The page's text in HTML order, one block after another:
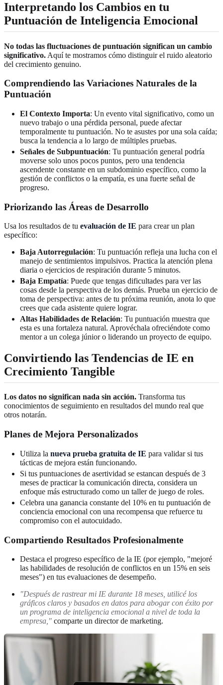
Interpretando los Cambios en tu
Puntuación de Inteligencia Emocional
No todas las fluctuaciones de puntuación significan un cambio
significativo. Aquí te mostramos cómo distinguir el ruido aleatorio
del crecimiento genuino.
Comprendiendo las Variaciones Naturales de la
Puntuación
El Contexto Importa: Un evento vital significativo, como un
nuevo trabajo o una pérdida personal, puede afectar
temporalmente tu puntuación. No te asustes por una sola caída;
busca la tendencia a lo largo de múltiples pruebas.
Señales de Subpuntuación: Tu puntuación general podría
moverse solo unos pocos puntos, pero una tendencia
ascendente constante en un subdominio específico, como la
gestión de conflictos o la empatía, es una fuerte señal de
progreso.
Priorizando las Áreas de Desarrollo
Usa los resultados de tu evaluación de IE para crear un plan
específico:
Baja Autorregulación: Tu puntuación refleja una lucha con el
manejo de sentimientos impulsivos. Practica la atención plena
diaria o ejercicios de respiración durante 5 minutos.
Baja Empatía: Puede que tengas dificultades para ver las
cosas desde la perspectiva de los demás. Prueba un ejercicio de
toma de perspectiva: antes de tu próxima reunión, anota lo que
crees que cada asistente quiere lograr.
Altas Habilidades de Relación: Tu puntuación muestra que
esta es una fortaleza natural. Aprovéchala ofreciéndote como
mentor a un colega júnior o liderando un proyecto de equipo.
Convirtiendo las Tendencias de IE en
Crecimiento Tangible
Los datos no significan nada sin acción. Transforma tus
conocimientos de seguimiento en resultados del mundo real que
otros notarán.
Planes de Mejora Personalizados
Utiliza la nueva prueba gratuita de IE para validar si tus
tácticas de mejora están funcionando.
Si tus puntuaciones de asertividad se estancan después de 3
meses de practicar la comunicación directa, considera un
enfoque más estructurado como un taller de juego de roles.
Celebra una ganancia constante del 10% en tu puntuación de
conciencia emocional con una recompensa que refuerce tu
compromiso con el autocuidado.
Compartiendo Resultados Profesionalmente
Destaca el progreso específico de la IE (por ejemplo, "mejoré
las habilidades de resolución de conflictos en un 15% en seis
meses") en tus evaluaciones de desempeño.
"Después de rastrear mi IE durante 18 meses, utilicé los
gráficos claros y basados en datos para abogar con éxito por
un programa de inteligencia emocional a nivel de toda la
empresa," comparte un director de marketing.